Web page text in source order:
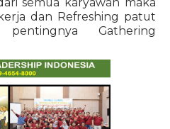
dan Refreshing patut
Gathering